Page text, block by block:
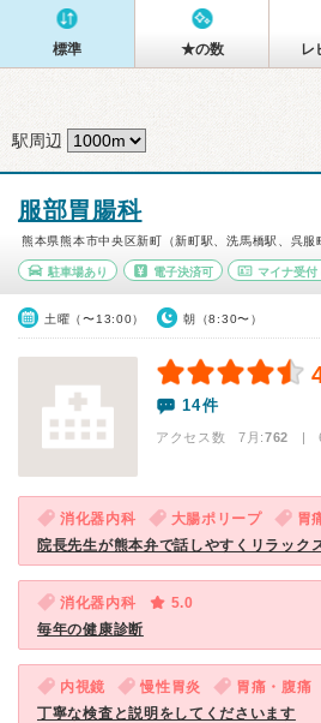
標準 ★の数 レ
駅周辺
服部胃腸科
熊本県熊本市中央区新町（新町駅、洗馬橋駅、呉服
駐車場あり 電子決済可 マイナ受付
土曜（〜13:00） 朝（8:30〜）
14件
アクセス数 7月:762 | 6
消化器内科 大腸ポリープ 胃
院長先生が熊本弁で話しやすくリラック
消化器内科
5.0
毎年の健康診断
内視鏡 慢性胃炎 胃痛・腹痛
丁寧な検査と説明をしてくださいます